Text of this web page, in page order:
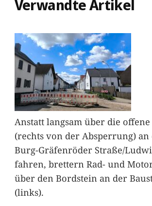
Verwandte Artikel
Anstatt langsam über die
(rechts von der Absperrung) an
Burg-Gräfenröder Straße/
fahren, brettern Rad- und
über den Bordstein an der
(links).